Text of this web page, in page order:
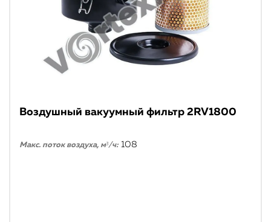
Воздушный вакуумный фильтр 2RV1800
Макс. поток воздуха, м³/ч: 108